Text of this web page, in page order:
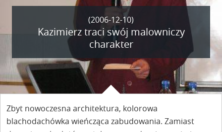
(2006-12-10)
Kazimierz traci swój malowniczy
charakter
Zbyt nowoczesna architektura, kolorowa
blachodachówka wieńcząca zabudowania. Zamiast